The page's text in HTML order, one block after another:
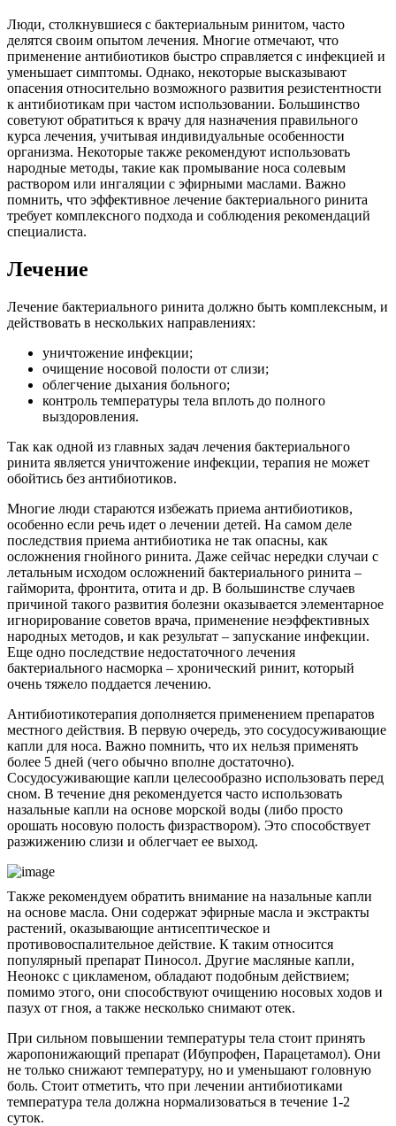
Люди, столкнувшиеся с бактериальным ринитом, часто
делятся своим опытом лечения. Многие отмечают, что
применение антибиотиков быстро справляется с инфекцией и
уменьшает симптомы. Однако, некоторые высказывают
опасения относительно возможного развития резистентности
к антибиотикам при частом использовании. Большинство
советуют обратиться к врачу для назначения правильного
курса лечения, учитывая индивидуальные особенности
организма. Некоторые также рекомендуют использовать
народные методы, такие как промывание носа солевым
раствором или ингаляции с эфирными маслами. Важно
помнить, что эффективное лечение бактериального ринита
требует комплексного подхода и соблюдения рекомендаций
специалиста.
Лечение
Лечение бактериального ринита должно быть комплексным, и
действовать в нескольких направлениях:
уничтожение инфекции;
очищение носовой полости от слизи;
облегчение дыхания больного;
контроль температуры тела вплоть до полного
выздоровления.
Так как одной из главных задач лечения бактериального
ринита является уничтожение инфекции, терапия не может
обойтись без антибиотиков.
Многие люди стараются избежать приема антибиотиков,
особенно если речь идет о лечении детей. На самом деле
последствия приема антибиотика не так опасны, как
осложнения гнойного ринита. Даже сейчас нередки случаи с
летальным исходом осложнений бактериального ринита –
гайморита, фронтита, отита и др. В большинстве случаев
причиной такого развития болезни оказывается элементарное
игнорирование советов врача, применение неэффективных
народных методов, и как результат – запускание инфекции.
Еще одно последствие недостаточного лечения
бактериального насморка – хронический ринит, который
очень тяжело поддается лечению.
Антибиотикотерапия дополняется применением препаратов
местного действия. В первую очередь, это сосудосуживающие
капли для носа. Важно помнить, что их нельзя применять
более 5 дней (чего обычно вполне достаточно).
Сосудосуживающие капли целесообразно использовать перед
сном. В течение дня рекомендуется часто использовать
назальные капли на основе морской воды (либо просто
орошать носовую полость физраствором). Это способствует
разжижению слизи и облегчает ее выход.
Также рекомендуем обратить внимание на назальные капли
на основе масла. Они содержат эфирные масла и экстракты
растений, оказывающие антисептическое и
противовоспалительное действие. К таким относится
популярный препарат Пиносол. Другие масляные капли,
Неонокс с цикламеном, обладают подобным действием;
помимо этого, они способствуют очищению носовых ходов и
пазух от гноя, а также несколько снимают отек.
При сильном повышении температуры тела стоит принять
жаропонижающий препарат (Ибупрофен, Парацетамол). Они
не только снижают температуру, но и уменьшают головную
боль. Стоит отметить, что при лечении антибиотиками
температура тела должна нормализоваться в течение 1-2
суток.